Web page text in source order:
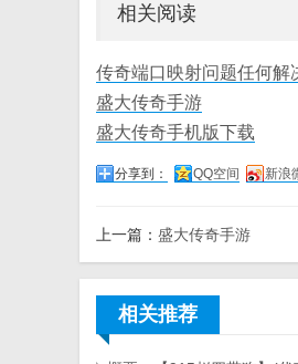
相关阅读
传奇端口映射问题任何解
盛大传奇手游
盛大传奇手机版下载
分享到： QQ空间 新浪
上一篇： 盛大传奇手游
相关推荐